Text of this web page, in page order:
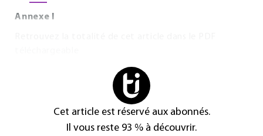
Annexe I
Cet article est réservé aux abonnés.
Il vous reste 93 % à découvrir.